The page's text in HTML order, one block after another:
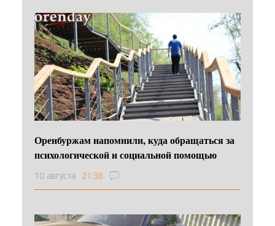
Оренбуржам напомнили, куда обращаться за
психологической и социальной помощью
10 августа 21:38